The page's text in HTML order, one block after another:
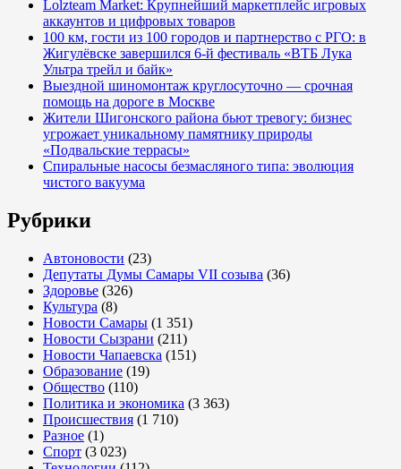
Lolzteam Market: Крупнейший маркетплейс игровых
аккаунтов и цифровых товаров
100 км, гости из 100 городов и партнерство с РГО: в
Жигулёвске завершился 6-й фестиваль «ВТБ Лука
Ультра трейл и байк»
Выездной шиномонтаж круглосуточно — срочная
помощь на дороге в Москве
Жители Шигонского района бьют тревогу: бизнес
угрожает уникальному памятнику природы
«Подвальские террасы»
Спиральные насосы безмасляного типа: эволюция
чистого вакуума
Рубрики
Автоновости (23)
Депутаты Думы Самары VII созыва (36)
Здоровье (326)
Культура (8)
Новости Самары (1 351)
Новости Сызрани (211)
Новости Чапаевска (151)
Образование (19)
Общество (110)
Политика и экономика (3 363)
Происшествия (1 710)
Разное (1)
Спорт (3 023)